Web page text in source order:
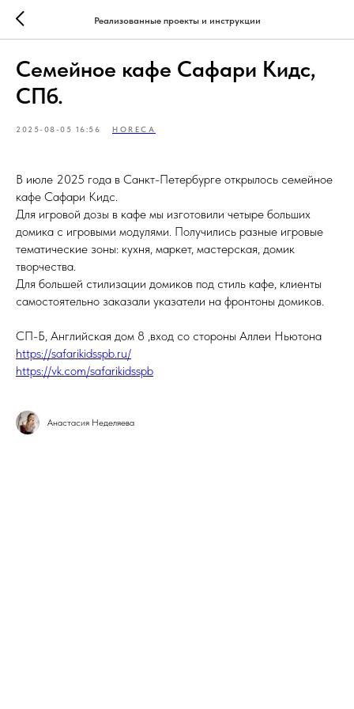
Реализованные проекты и инструкции
Семейное кафе Сафари Кидс,
СПб.
2025-08-05 16:56 HORECA
В июле 2025 года в Санкт-Петербурге открылось семейное
кафе Сафари Кидс.
Для игровой дозы в кафе мы изготовили четыре больших
домика с игровыми модулями. Получились разные игровые
тематические зоны: кухня, маркет, мастерская, домик
творчества.
Для большей стилизации домиков под стиль кафе, клиенты
самостоятельно заказали указатели на фронтоны домиков.
СП-Б, Английская дом 8 ,вход со стороны Аллеи Ньютона
https://safarikidsspb.ru/
https://vk.com/safarikidsspb
Анастасия Неделяева